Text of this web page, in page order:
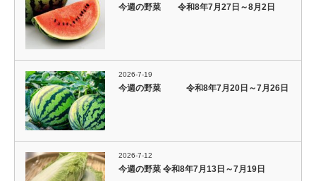
今週の野菜 令和8年7月27日～8月2日
2026-7-19
今週の野菜 令和8年7月20日～7月26日
2026-7-12
今週の野菜 令和8年7月13日～7月19日